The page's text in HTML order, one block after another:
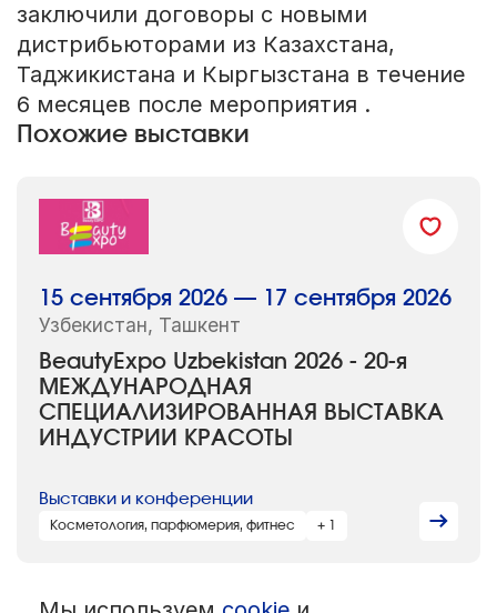
заключили договоры с новыми
дистрибьюторами из Казахстана,
Таджикистана и Кыргызстана в течение
6 месяцев после мероприятия .
Похожие выставки
BeautyExpo Uzbekistan 2026 - 20-я
МЕЖДУНАРОДНАЯ
СПЕЦИАЛИЗИРОВАННАЯ ВЫСТАВКА
ИНДУСТРИИ КРАСОТЫ
15 сентября 2026 — 17 сентября 2026
Узбекистан, Ташкент
Выставки и конференции
Косметология, парфюмерия, фитнес + 1